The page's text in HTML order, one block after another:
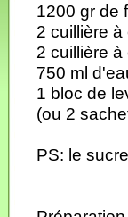
1200 gr de
2 cuillière
2 cuillière
750 ml
1 bloc de
(ou 2
PS: le